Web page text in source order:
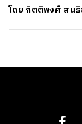
โดย กิตติพงศ์ สน